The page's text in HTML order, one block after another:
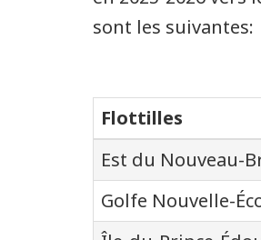
sont les suivantes:
Flottilles
Est du Nouveau-
Golfe Nouvelle-